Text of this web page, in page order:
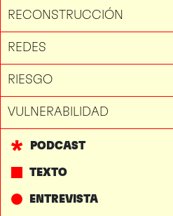
PODCAST
TEXTO
ENTREVISTA
RECONSTRUCCIÓN
REDES
RIESGO
VULNERABILIDAD